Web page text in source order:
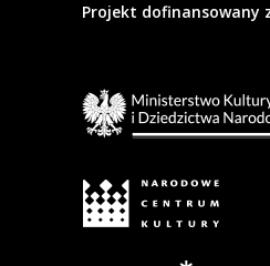
Projekt dofinansowany